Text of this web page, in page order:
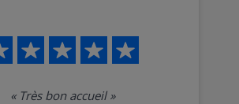
« Très bon accueil»